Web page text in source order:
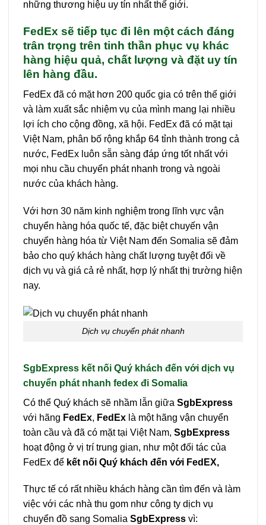
những thương hiệu uy tín nhất thế giới.
FedEx sẽ tiếp tục đi lên một cách đáng
trân trọng trên tinh thần phục vụ khác
hàng hiệu quả, chất lượng và đặt uy tín
lên hàng đầu.
FedEx đã có mặt hơn 200 quốc gia có trên thế giới
và làm xuất sắc nhiệm vụ của mình mang lại nhiều
lợi ích cho cộng đồng, xã hội. FedEx đã có mặt tại
Việt Nam, phân bố rộng khắp 64 tỉnh thành trong cả
nước, FedEx luôn sẵn sàng đáp ứng tốt nhất với
mọi nhu cầu chuyển phát nhanh trong và ngoài
nước của khách hàng.
Với hơn 30 năm kinh nghiệm trong lĩnh vực vận
chuyển hàng hóa quốc tế, đặc biệt chuyến vận
chuyển hàng hóa từ Việt Nam đến Somalia sẽ đảm
bảo cho quý khách hàng chất lượng tuyệt đối về
dịch vụ và giá cả rẻ nhất, hợp lý nhất thị trường hiện
nay.
Dịch vụ chuyển phát nhanh
SgbExpress kết nối Quý khách đến với dịch vụ
chuyển phát nhanh fedex đi Somalia
Có thể Quý khách sẽ nhầm lẫn giữa SgbExpress
với hãng FedEx, FedEx là một hãng vận chuyển
toàn cầu và đã có mặt tại Việt Nam, SgbExpress
hoạt động ở vị trí trung gian, như một đối tác của
FedEx để kết nối Quý khách đến với FedEX,
Thực tế có rất nhiều khách hàng cần tìm đến và làm
việc với các nhà thu gom như công ty dịch vụ
chuyển đồ sang Somalia SgbExpress vì: